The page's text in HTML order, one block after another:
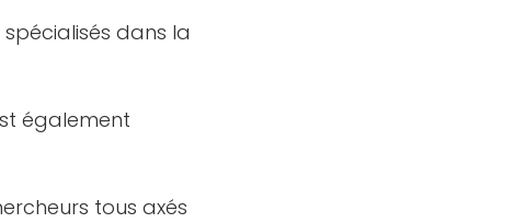
dans la
également
tous axés